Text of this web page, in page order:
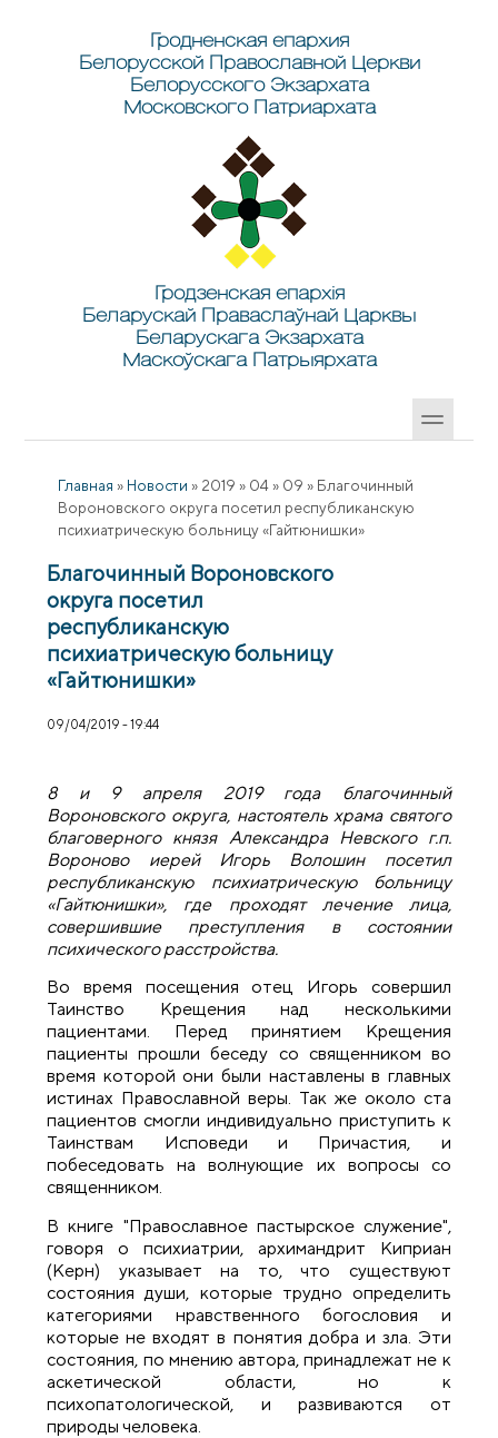
Гродненская епархия
Белорусской Православной Церкви
Белорусского Экзархата
Московского Патриархата
Гродзенская епархія
Беларускай Праваслаўнай Царквы
Беларускага Экзархата
Маскоўскага Патрыярхата
Главная » Новости » 2019 » 04 » 09 » Благочинный
Вороновского округа посетил республиканскую
психиатрическую больницу «Гайтюнишки»
Благочинный Вороновского
округа посетил
республиканскую
психиатрическую больницу
«Гайтюнишки»
09/04/2019 - 19:44
8 и 9 апреля 2019 года благочинный
Вороновского округа, настоятель храма святого
благоверного князя Александра Невского г.п.
Вороново иерей Игорь Волошин посетил
республиканскую психиатрическую больницу
«Гайтюнишки», где проходят лечение лица,
совершившие преступления в состоянии
психического расстройства.
Во время посещения отец Игорь совершил
Таинство Крещения над несколькими
пациентами. Перед принятием Крещения
пациенты прошли беседу со священником во
время которой они были наставлены в главных
истинах Православной веры. Так же около ста
пациентов смогли индивидуально приступить к
Таинствам Исповеди и Причастия, и
побеседовать на волнующие их вопросы со
священником.
В книге "Православное пастырское служение",
говоря о психиатрии, архимандрит Киприан
(Керн) указывает на то, что существуют
состояния души, которые трудно определить
категориями нравственного богословия и
которые не входят в понятия добра и зла. Эти
состояния, по мнению автора, принадлежат не к
аскетической области, но к
психопатологической, и развиваются от
природы человека.